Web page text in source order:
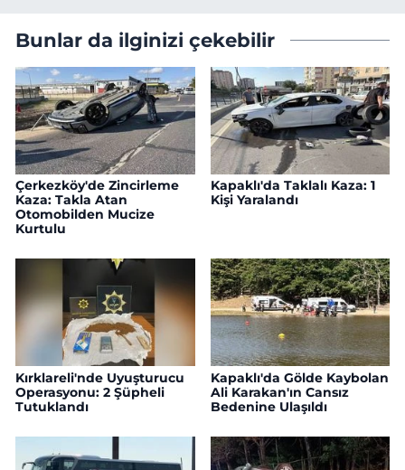
Bunlar da ilginizi çekebilir
Çerkezköy'de Zincirleme
Kaza: Takla Atan
Otomobilden Mucize
Kurtulu
Kapaklı'da Taklalı Kaza: 1
Kişi Yaralandı
Kırklareli'nde Uyuşturucu
Operasyonu: 2 Şüpheli
Tutuklandı
Kapaklı'da Gölde Kaybolan
Ali Karakan'ın Cansız
Bedenine Ulaşıldı